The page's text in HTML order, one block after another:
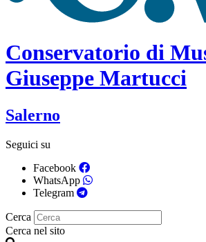
Conservatorio di
Giuseppe Martucci
Salerno
Seguici su
Facebook
WhatsApp
Telegram
Cerca
Cerca nel sito